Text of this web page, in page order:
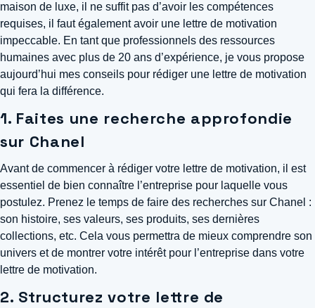
maison de luxe, il ne suffit pas d’avoir les compétences
requises, il faut également avoir une lettre de motivation
impeccable. En tant que professionnels des ressources
humaines avec plus de 20 ans d’expérience, je vous propose
aujourd’hui mes conseils pour rédiger une lettre de motivation
qui fera la différence.
1. Faites une recherche approfondie
sur Chanel
Avant de commencer à rédiger votre lettre de motivation, il est
essentiel de bien connaître l’entreprise pour laquelle vous
postulez. Prenez le temps de faire des recherches sur Chanel :
son histoire, ses valeurs, ses produits, ses dernières
collections, etc. Cela vous permettra de mieux comprendre son
univers et de montrer votre intérêt pour l’entreprise dans votre
lettre de motivation.
2. Structurez votre lettre de